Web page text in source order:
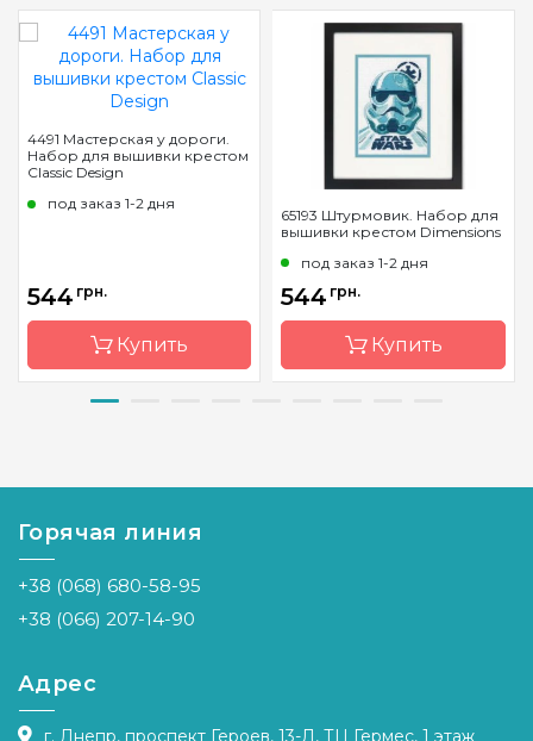
4491 Мастерская у дороги.
Набор для вышивки крестом
Classic Design
под заказ 1-2 дня
544 грн.
Купить
производитель
Размер
Канва
Aida 14
Zweigart
65193 Штурмовик. Набор для
вышивки крестом Dimensions
под заказ 1-2 дня
544 грн.
Купить
Страна-
Китай
Горячая линия
+38 (068) 680-58-95
+38 (066) 207-14-90
Адрес
г. Днепр, проспект Героев, 13-Л, ТЦ Гермес, 1 этаж